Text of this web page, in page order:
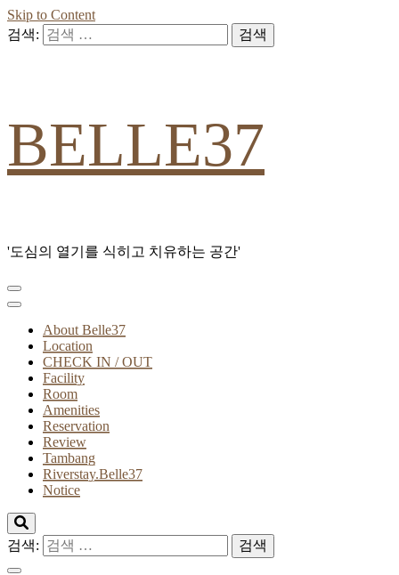
Skip to Content
검색:
BELLE37
'도심의 열기를 식히고 치유하는 공간'
About Belle37
Location
CHECK IN / OUT
Facility
Room
Amenities
Reservation
Review
Tambang
Riverstay.Belle37
Notice
검색: